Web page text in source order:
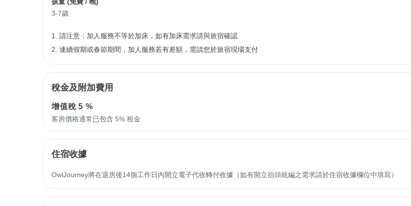
3-7歲
1. 請注意：加人服務不等於加床，如有加床需求請與旅宿確認
2. 連續假期或春節期間，加人服務若有差額，需請您於旅宿現場支付
稅金及附加費用
增值稅5 %
客房價格通常已包含 5% 稅金
住宿收據
OwlJourney將在退房後14個工作日內開立電子代收轉付收據（如有開立抬頭統編之需求請於住宿收據欄位中填寫）